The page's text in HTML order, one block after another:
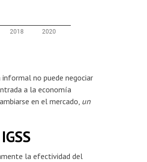
no puede negociar
a la economía
en el mercado, un
la efectividad del